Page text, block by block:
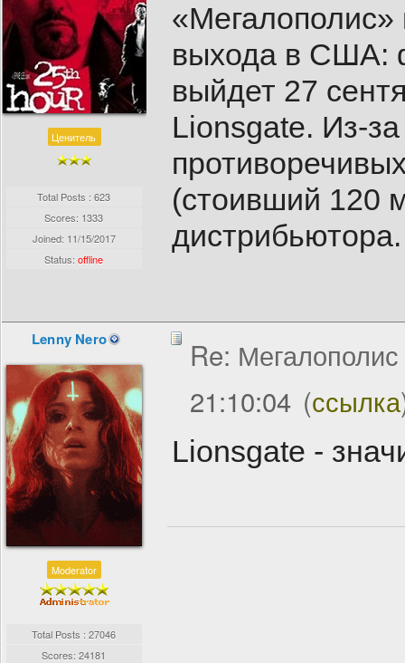
Ценитель
Total Posts : 623
Scores: 1333
Joined: 11/15/2017
Status:offline
«Мегалополис»
выхода в США:
выйдет 27
Lionsgate. Из-
(стоивший 120
дистрибьютора.
Lenny Nero
Moderator
Total Posts : 27046
Scores: 24181
Re:
21:10:04 (ссылка
Lionsgate -